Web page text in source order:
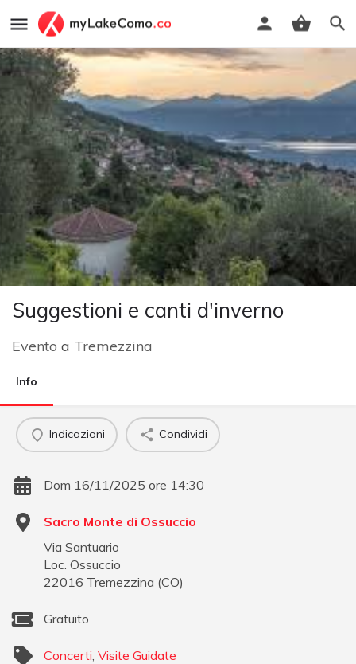
Suggestioni e canti d'inverno
Evento a Tremezzina
Info
Indicazioni Condividi
Dom 16/11/2025 ore 14:30
Sacro Monte di Ossuccio
Via Santuario
Loc. Ossuccio
22016 Tremezzina (CO)
Gratuito
Concerti Visite Guidate